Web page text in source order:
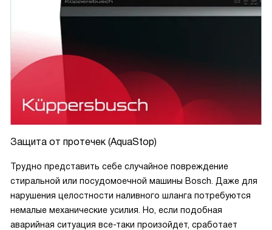
Защита от протечек (AquaStop)
Трудно представить себе случайное повреждение
стиральной или посудомоечной машины Bosch. Даже для
нарушения целостности наливного шланга потребуются
немалые механические усилия. Но, если подобная
аварийная ситуация все-таки произойдет, сработает